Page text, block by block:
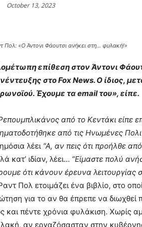
October 13, 2023
Πολ: «Ο Άντονι Φάουτσι ανήκει στη… φυλακή!»
επίθεση στον Άντονι
στο Fox News. Ο ίδιος,
Έχουμε τα email του», είπε.
από το Κεντάκι είπε
από τις Ηνωμένες
λέει “Α, αν πεις ότι προήλθε
κατ’ ιδίαν, λέει… “Είμαστε πολύ
ότι κάνουν έρευνα λειτουργίας
Πολ ετοιμάζει ένα βιβλίο, στο
για το αν θα έπρεπε να διωχθεί
και πέντε χρόνια φυλάκιση. Χωρίς
αν εργαζόσασταν στην